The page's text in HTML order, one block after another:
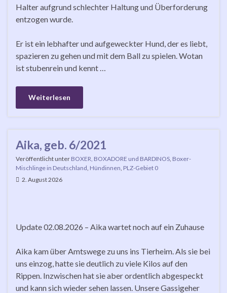
Halter aufgrund schlechter Haltung und Überforderung
entzogen wurde.
Er ist ein lebhafter und aufgeweckter Hund, der es liebt,
spazieren zu gehen und mit dem Ball zu spielen. Wotan
ist stubenrein und kennt …
Weiterlesen
Aika, geb. 6/2021
Veröffentlicht unter BOXER, BOXADORE und BARDINOS Boxer-
Mischlinge in Deutschland Hündinnen PLZ-Gebiet 0
2. August 2026
Update 02.08.2026 – Aika wartet noch auf ein Zuhause
Aika kam über Amtswege zu uns ins Tierheim. Als sie bei
uns einzog, hatte sie deutlich zu viele Kilos auf den
Rippen. Inzwischen hat sie aber ordentlich abgespeckt
und kann sich wieder sehen lassen. Unsere Gassigeher